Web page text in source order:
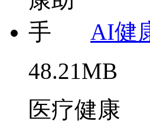
AI健
48.21MB
医疗健康